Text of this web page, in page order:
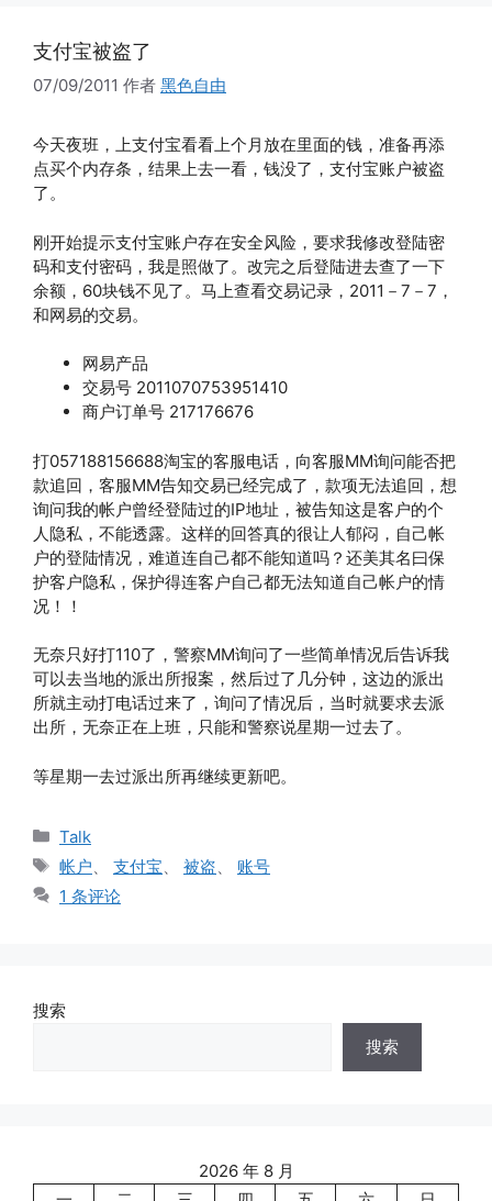
支付宝被盗了
07/09/2011 作者 黑色自由
今天夜班，上支付宝看看上个月放在里面的钱，准备再添
点买个内存条，结果上去一看，钱没了，支付宝账户被盗
了。
刚开始提示支付宝账户存在安全风险，要求我修改登陆密
码和支付密码，我是照做了。改完之后登陆进去查了一下
余额，60块钱不见了。马上查看交易记录，2011－7－7，
和网易的交易。
网易产品
交易号 2011070753951410
商户订单号 217176676
打057188156688淘宝的客服电话，向客服MM询问能否把
款追回，客服MM告知交易已经完成了，款项无法追回，想
询问我的帐户曾经登陆过的IP地址，被告知这是客户的个
人隐私，不能透露。这样的回答真的很让人郁闷，自己帐
户的登陆情况，难道连自己都不能知道吗？还美其名曰保
护客户隐私，保护得连客户自己都无法知道自己帐户的情
况！！
无奈只好打110了，警察MM询问了一些简单情况后告诉我
可以去当地的派出所报案，然后过了几分钟，这边的派出
所就主动打电话过来了，询问了情况后，当时就要求去派
出所，无奈正在上班，只能和警察说星期一过去了。
等星期一去过派出所再继续更新吧。
分
类
Talk
标
签
帐户 支付宝 被盗
账号
1 条评论
搜索
搜索
2026 年 8 月